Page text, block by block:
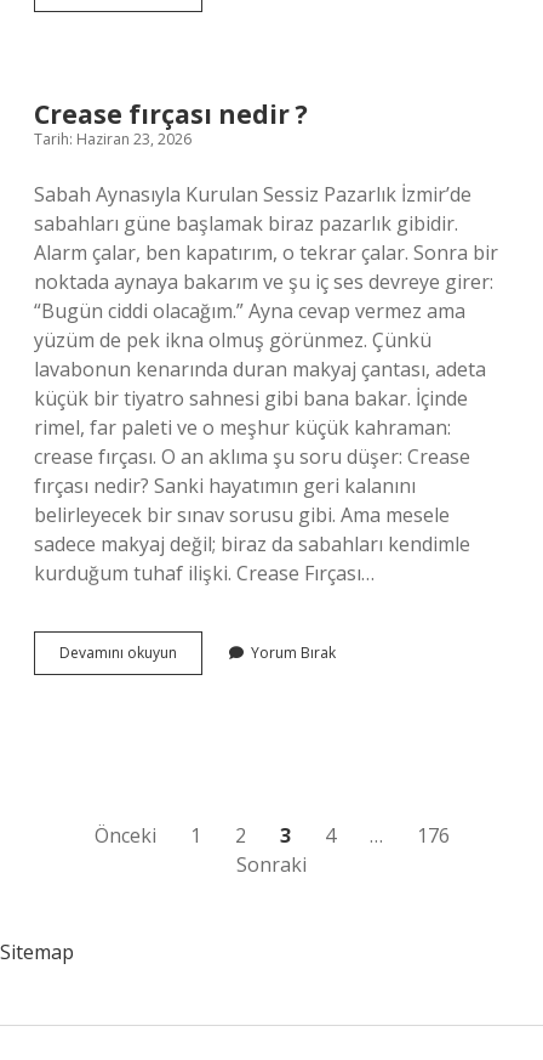
ne
Crease fırçası nedir ?
Tarih: Haziran 23, 2026
Sabah Aynasıyla Kurulan Sessiz Pazarlık İzmir’de
sabahları güne başlamak biraz pazarlık gibidir.
Alarm çalar, ben kapatırım, o tekrar çalar. Sonra bir
noktada aynaya bakarım ve şu iç ses devreye girer:
“Bugün ciddi olacağım.” Ayna cevap vermez ama
yüzüm de pek ikna olmuş görünmez. Çünkü
lavabonun kenarında duran makyaj çantası, adeta
küçük bir tiyatro sahnesi gibi bana bakar. İçinde
rimel, far paleti ve o meşhur küçük kahraman:
crease fırçası. O an aklıma şu soru düşer: Crease
fırçası nedir? Sanki hayatımın geri kalanını
belirleyecek bir sınav sorusu gibi. Ama mesele
sadece makyaj değil; biraz da sabahları kendimle
kurduğum tuhaf ilişki. Crease Fırçası…
Devamını okuyun
fırçası
Yorum Bırak
YazıÖnceki 1 2 3 4 …
176
Sonraki
Sitemap